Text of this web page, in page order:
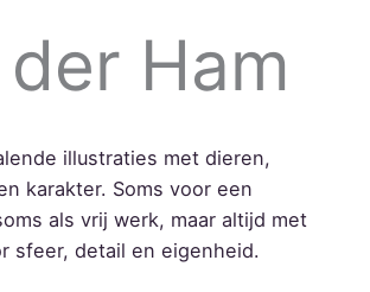
Ham
illustraties met dieren,
karakter. Soms voor een
als vrij werk, maar altijd met
sfeer, detail en eigenheid.